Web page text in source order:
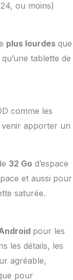
ou moins)
plus lourdes que
tablette de
comme les
apporter un
32 God’espace
et aussi pour
saturée.
pour les
les détails, les
agréable,
pour